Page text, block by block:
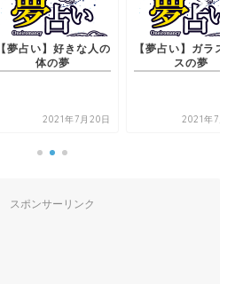
【夢占い】好きな人の
体の夢
2021年7月20日
【夢占い】ガラスケー
スの夢
2021年7月21日
スポンサーリンク